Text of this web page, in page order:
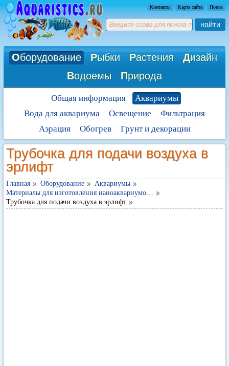
Контакты Карта сайта Поиск
найти
Оборудование Рыбки Растения Дизайн
Водоемы Природа
Общая информация
Аквариумы
Вода для аквариума
Освещение
Фильтрация
Аэрация
Обогрев Грунт и декорации
Трубочка для подачи воздуха в
эрлифт
Главная Оборудование
Аквариумы
Материалы для изготовления наноаквариумо…
Трубочка для подачи воздуха в эрлифт